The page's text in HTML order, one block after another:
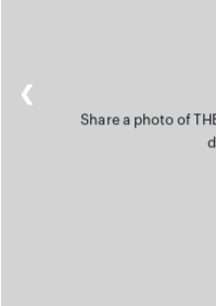
Share a photo of
❮